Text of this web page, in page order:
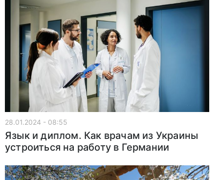
28.01.2024 - 08:55
Язык и диплом. Как врачам из Украины
устроиться на работу в Германии